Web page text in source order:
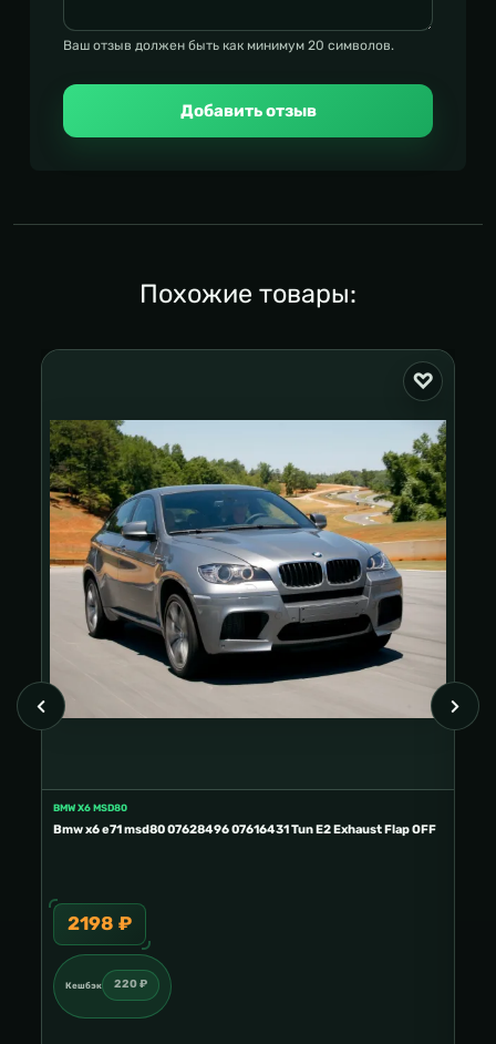
Ваш отзыв должен быть как минимум 20 символов.
Добавить отзыв
Похожие товары:
BMW X6 MSD80
Bmw x6 e71 msd80 07628496 07616431 Tun E2 Exhaust Flap OFF
2198 ₽
Кешбэк 220 ₽